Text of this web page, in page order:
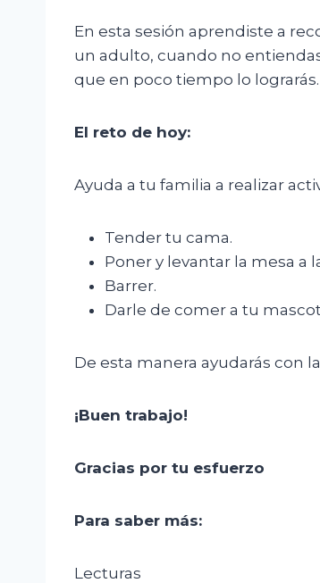
En esta sesión aprendiste a
un adulto, cuando no
que en poco tiempo lo lograrás.
El reto de hoy:
Ayuda a tu familia a realizar
Tender tu cama.
Poner y levantar la mesa a
Barrer.
Darle de comer a tu
De esta manera ayudarás con
¡Buen trabajo!
Gracias por tu esfuerzo
Para saber más:
Lecturas